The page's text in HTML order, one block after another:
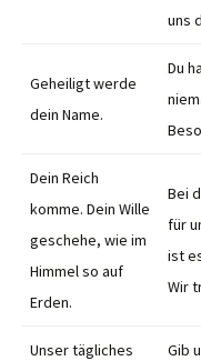
uns
Geheiligt werde
dein Name.
Du
Dein Reich
komme. Dein Wille
geschehe, wie im
Himmel so auf
Erden.
Bei
für
ist
Wir
Unser tägliches
Gib